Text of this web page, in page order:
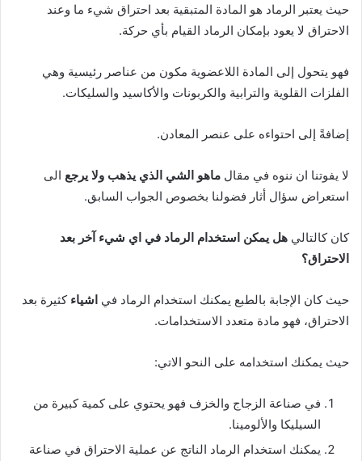
حيث يعتبر الرماد هو المادة المتبقية بعد احتراق شيء ما وعند
الاحتراق لا يعود بإمكان الرماد القيام بأي حركة.
فهو يتحول إلى المادة اللاعضوية مكون من عناصر رئيسية وهي
الفلزات القلوية والترابية والكربونات والأكاسيد والسليكات.
إضافةً إلى احتواءه على عنصر المعادن.
لا يفوتنا ان ننوه في مقال ماهو الشي الذي يذهب ولا يرجع الى
استعراض سؤال أثار فضولنا بخصوص الجواب السابق.
كان كالتالي هل يمكن استخدام الرماد في اي شيء آخر بعد
الاحتراق؟
حيث كان الإجابة بالطبع يمكنك استخدام الرماد في اشياء كثيرة بعد
الاحتراق، فهو مادة متعدد الاستخدامات.
حيث يمكنك استخدامه على النحو الاتي:
في صناعة الزجاج والخزف فهو يحتوي على كمية كبيرة من
السيليكا والألومينا.
يمكنك استخدام الرماد الناتج عن عملية الاحتراق في صناعة